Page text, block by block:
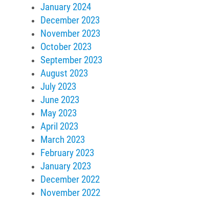
January 2024
December 2023
November 2023
October 2023
September 2023
August 2023
July 2023
June 2023
May 2023
April 2023
March 2023
February 2023
January 2023
December 2022
November 2022